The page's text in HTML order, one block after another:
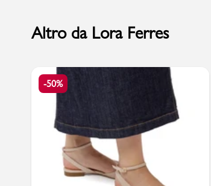
contatti
Gift card
Altro da Lora Ferres
-50%